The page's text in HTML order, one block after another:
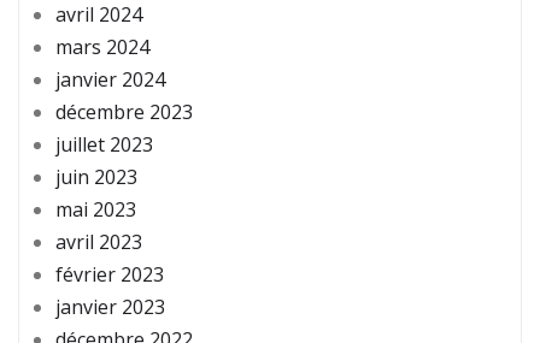
avril 2024
mars 2024
janvier 2024
décembre 2023
juillet 2023
juin 2023
mai 2023
avril 2023
février 2023
janvier 2023